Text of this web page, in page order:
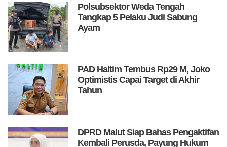
Polsubsektor Weda Tengah
Tangkap 5 Pelaku Judi Sabung
Ayam
PAD Haltim Tembus Rp29 M, Joko
Optimistis Capai Target di Akhir
Tahun
DPRD Malut Siap Bahas Pengaktifan
Kembali Perusda, Payung Hukum